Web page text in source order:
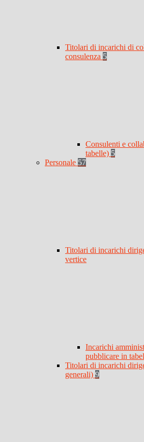
Titolari di incarichi di
consulenza 5
Consulenti e
tabelle) 5
Personale 57
Titolari di incarichi
vertice
Incarichi
pubblicare in
Titolari di incarichi
generali) 9